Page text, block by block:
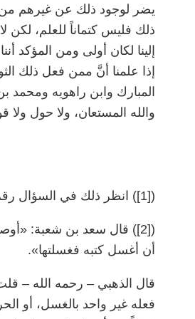
يضر لوجود ذلك عن غيرهم من
ذلك فليس كتماناً للعلم، لكن
إلينا لكان أولى ومن المؤكد
إذا علمنا أنَّ ممن فعل ذلك
المبارك وابن راهويه ومحمد
والله المستعان، ولا حول ولا
(
[1]
) انظر ذلك في السؤال رقم
([2])
قال سعد بن شعبة:
أن أغسل كتبه فغسلتها».
قال الذهبي– رحمه الله–
فعله غير واحد بالغسل، أو